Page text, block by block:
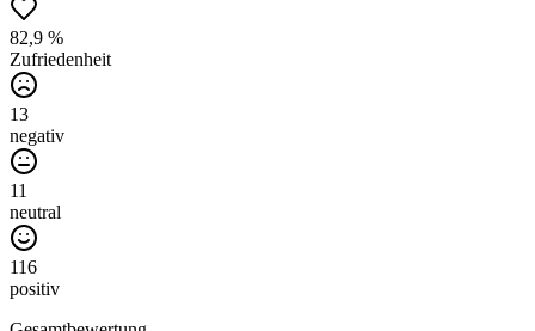
82,9 %
Zufriedenheit
13
negativ
11
neutral
116
positiv